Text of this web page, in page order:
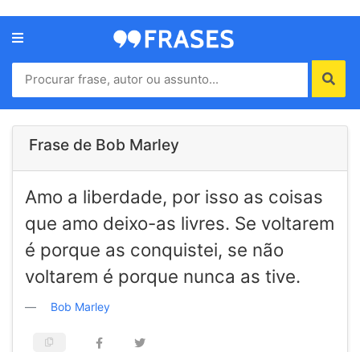
Menu
Home
Autores
de
Contato
Frase de Bob Marley
Amo a liberdade, por isso as coisas
que amo deixo-as livres. Se voltarem
é porque as conquistei, se não
voltarem é porque nunca as tive.
Bob Marley